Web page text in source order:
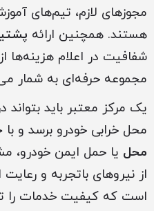
مجوزهای لازم، تیم‌های
هستند. همچنین ارائه پشتیبانی
شفافیت در اعلام هزینه‌ها
مجموعه حرفه‌ای به شمار
یک مرکز معتبر باید
محل خرابی خودرو برسد و با
محل یا حمل ایمن خودرو،
از نیروهای باتجربه و
است که کیفیت خدمات را